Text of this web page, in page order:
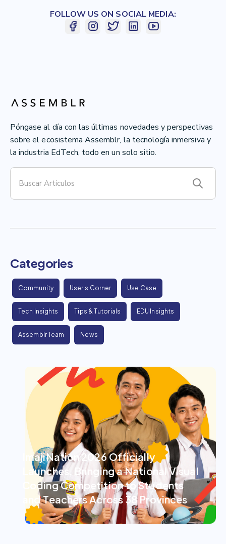
Póngase al día con las últimas novedades y perspectivas
sobre el ecosistema Assemblr, la tecnología inmersiva y
la industria EdTech, todo en un solo sitio.
Categories
Community User's Corner Use Case
Tech Insights Tips & Tutorials EDU Insights
Assemblr Team News
ImajiNation 2026 Officially
Launches, Bringing a National Visual
Coding Competition to Students
and Teachers Across 38 Provinces
FOLLOW US ON SOCIAL MEDIA: